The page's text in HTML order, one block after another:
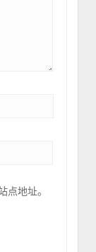
地址。